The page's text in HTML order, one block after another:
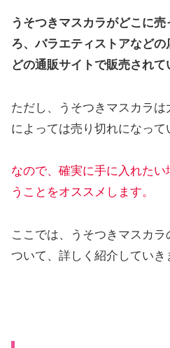
う そつきマスカラがどこに売
ろ、バラエティストアなど
どの通販サイトで販売されて
ただし、うそつきマスカラ
によっては売り切れになって
なので、確実に手に入れた
うことをオススメします。
ここでは、うそつきマスカ
ついて、詳しく紹介していき